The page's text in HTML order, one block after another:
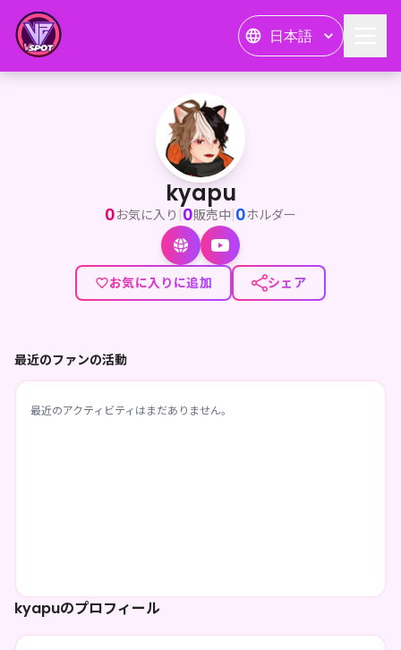
日本語
kyapu
<p>はじめまして。動画制作中心にひっそりYoutubeに生息
kyapu
0お気に入り |0販売中|0ホルダー
お気に入りに追加 シェア
kyapuのプロフィール
最近のファンの活動
最近のアクティビティはまだありません。